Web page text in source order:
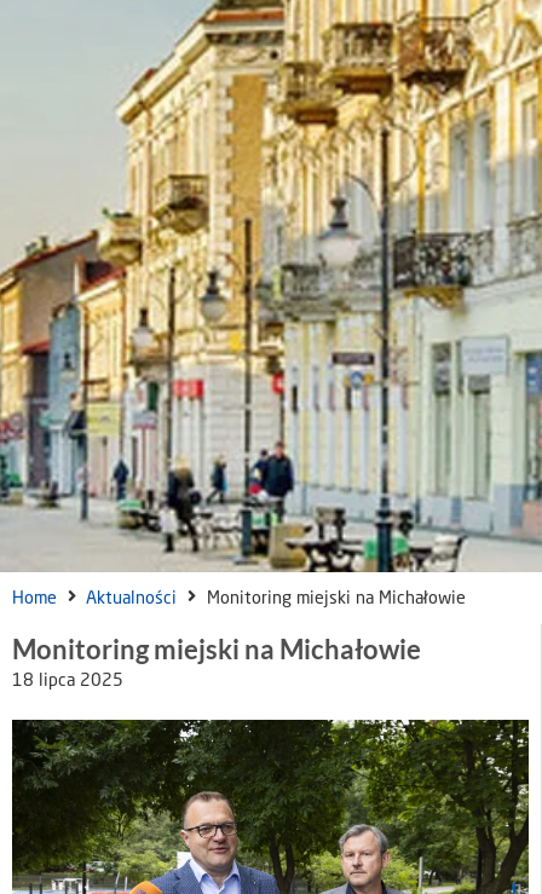
Home Aktualności Monitoring miejski na Michałowie
Monitoring miejski na Michałowie
18 lipca 2025